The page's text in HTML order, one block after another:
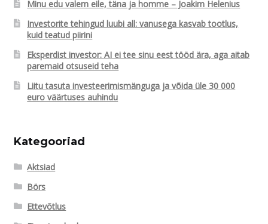
Minu edu valem eile, täna ja homme – Joakim Helenius
Investorite tehingud luubi all: vanusega kasvab tootlus,
kuid teatud piirini
Eksperdist investor: AI ei tee sinu eest tööd ära, aga aitab
paremaid otsuseid teha
Liitu tasuta investeerimismänguga ja võida üle 30 000
euro väärtuses auhindu
Kategooriad
Aktsiad
Börs
Ettevõtlus